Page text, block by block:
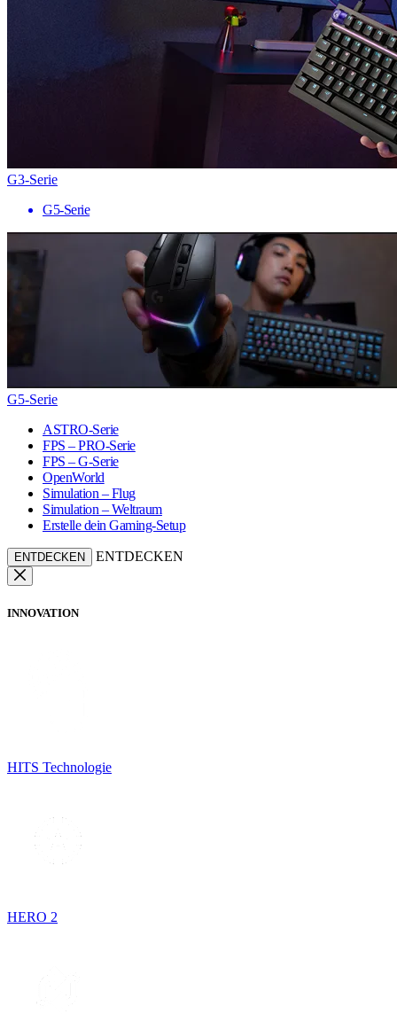
G3-Serie
G5-Serie
G5-Serie
ASTRO-Serie
FPS – PRO-Serie
FPS – G-Serie
OpenWorld
Simulation – Flug
Simulation – Weltraum
Erstelle dein Gaming-Setup
ENTDECKEN ENTDECKEN
INNOVATION
HITS Technologie
HERO 2